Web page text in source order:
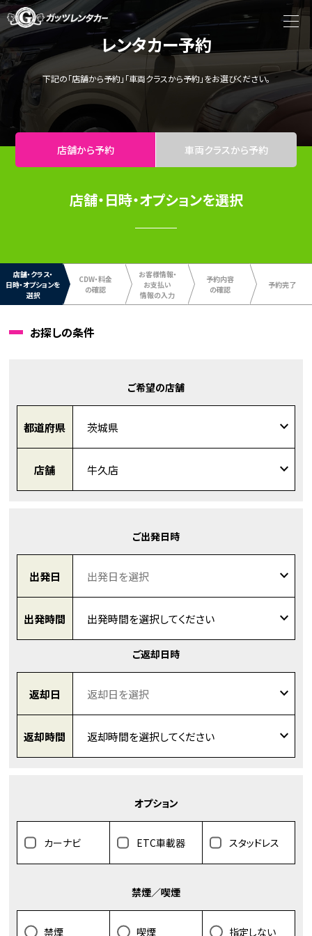
レンタカー予約
下記の「店舗から予約」「車両クラスから予約」をお選びください。
店舗から予約 車両クラスから予約
店舗・日時・オプションを選択
店舗・クラス・
日時・オプションを
選択
CDW・料金
の確認
お客様情報・
お支払い
情報の入力
予約内容
の確認
予約完了
お探しの条件
ご希望の店舗
都道府県
店舗
ご出発日時
出発日
出発時間
ご返却日時
返却日
返却時間
オプション
カーナビ ETC車載器 スタッドレス
禁煙／喫煙
禁煙 喫煙 指定しない